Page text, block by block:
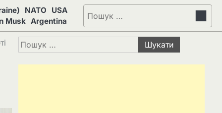
NATO
USA
Musk Argentina
Пошук:
Пошук: